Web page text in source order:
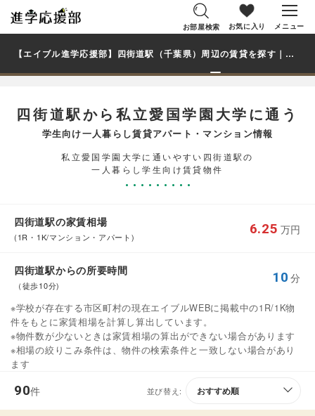
お部屋検索 お気に入り メニュー
【エイブル進学応援部】四街道駅（千葉県）周辺の賃貸を探す｜私立愛国学園大学学生・大学生の一人暮らし向け賃貸マンション・アパート
四街道駅から私立愛国学園大学に通う
学生向け一人暮らし賃貸アパート・マンション情報
私立愛国学園大学に通いやすい四街道駅の
一人暮らし学生向け賃貸物件
四街道駅の家賃相場
(1R・1K/マンション・アパート)
6.25 万円
四街道駅からの所要時間
（徒歩10分)
10 分
※学校が存在する市区町村の現在エイブルWEBに掲載中の1R/1K物
件をもとに家賃相場を計算し算出しています。
※物件数が少ないときは家賃相場の算出ができない場合があります
※相場の絞りこみ条件は、物件の検索条件と一致しない場合があり
ます
90件 並び替え: